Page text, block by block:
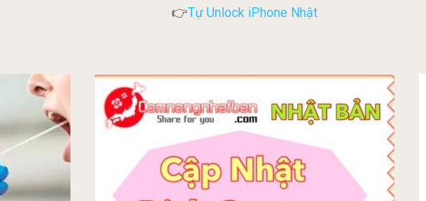
👉Tự Unlock iPhone Nhật